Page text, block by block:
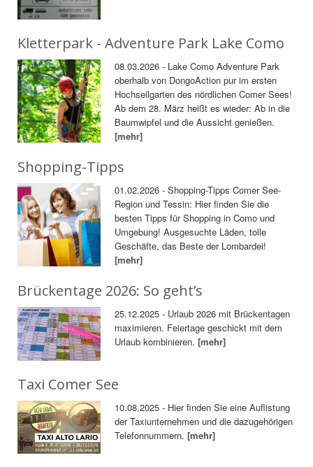
Kletterpark - Adventure Park Lake Como
08.03.2026 - Lake Como Adventure Park
oberhalb von DongoAction pur im ersten
Hochseilgarten des nördlichen Comer Sees!
Ab dem 28. März heißt es wieder: Ab in die
Baumwipfel und die Aussicht genießen.
[mehr]
Shopping-Tipps
01.02.2026 - Shopping-Tipps Comer See-
Region und Tessin: Hier finden Sie die
besten Tipps für Shopping in Como und
Umgebung! Ausgesuchte Läden, tolle
Geschäfte, das Beste der Lombardei!
[mehr]
Brückentage 2026: So geht’s
25.12.2025 - Urlaub 2026 mit Brückentagen
maximieren. Feiertage geschickt mit dem
Urlaub kombinieren.[mehr]
Taxi Comer See
10.08.2025 - Hier finden Sie eine Auflistung
der Taxiunternehmen und die dazugehörigen
Telefonnummern.[mehr]